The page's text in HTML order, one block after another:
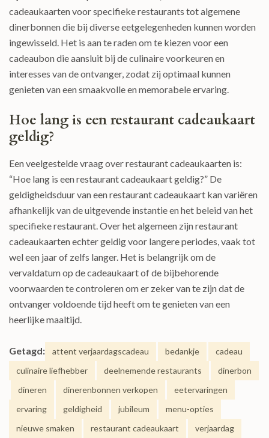
cadeaukaarten voor specifieke restaurants tot algemene
dinerbonnen die bij diverse eetgelegenheden kunnen worden
ingewisseld. Het is aan te raden om te kiezen voor een
cadeaubon die aansluit bij de culinaire voorkeuren en
interesses van de ontvanger, zodat zij optimaal kunnen
genieten van een smaakvolle en memorabele ervaring.
Hoe lang is een restaurant cadeaukaart
geldig?
Een veelgestelde vraag over restaurant cadeaukaarten is:
“Hoe lang is een restaurant cadeaukaart geldig?” De
geldigheidsduur van een restaurant cadeaukaart kan variëren
afhankelijk van de uitgevende instantie en het beleid van het
specifieke restaurant. Over het algemeen zijn restaurant
cadeaukaarten echter geldig voor langere periodes, vaak tot
wel een jaar of zelfs langer. Het is belangrijk om de
vervaldatum op de cadeaukaart of de bijbehorende
voorwaarden te controleren om er zeker van te zijn dat de
ontvanger voldoende tijd heeft om te genieten van een
heerlijke maaltijd.
Getagd: attent verjaardagscadeau bedankje
cadeau
culinaire liefhebber
deelnemende restaurants
dinerbon
dineren
dinerenbonnen verkopen
eetervaringen
ervaring
geldigheid jubileum
menu-opties
nieuwe smaken
restaurant cadeaukaart
verjaardag